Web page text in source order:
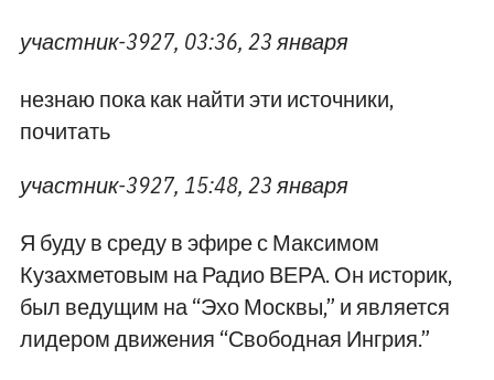
участник-3927, 03:36, 23 января
незнаю пока как найти эти источники,
почитать
участник-3927, 15:48, 23 января
Я буду в среду в эфире с Максимом
Кузахметовым на Радио ВЕРА. Он историк,
был ведущим на “Эхо Москвы,” и является
лидером движения “Свободная Ингрия.”